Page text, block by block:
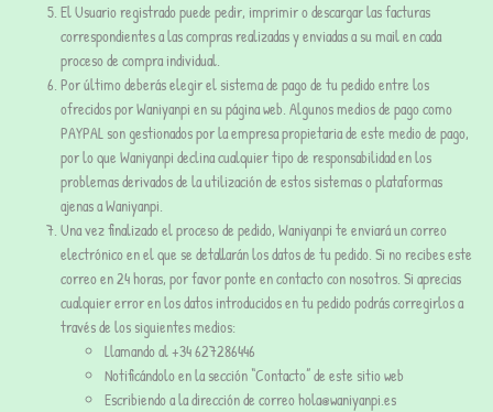
El Usuario registrado puede pedir, imprimir o descargar las facturas
correspondientes a las compras realizadas y enviadas a su mail en cada
proceso de compra individual.
Por último deberás elegir el sistema de pago de tu pedido entre los
ofrecidos por Waniyanpi en su página web. Algunos medios de pago como
PAYPAL son gestionados por la empresa propietaria de este medio de pago,
por lo que Waniyanpi declina cualquier tipo de responsabilidad en los
problemas derivados de la utilización de estos sistemas o plataformas
ajenas a Waniyanpi.
Una vez finalizado el proceso de pedido, Waniyanpi te enviará un correo
electrónico en el que se detallarán los datos de tu pedido. Si no recibes este
correo en 24 horas, por favor ponte en contacto con nosotros. Si aprecias
cualquier error en los datos introducidos en tu pedido podrás corregirlos a
través de los siguientes medios:
Llamando al +34 627286446
Notificándolo en la sección “Contacto” de este sitio web
Escribiendo a la dirección de correo hola@waniyanpi.es